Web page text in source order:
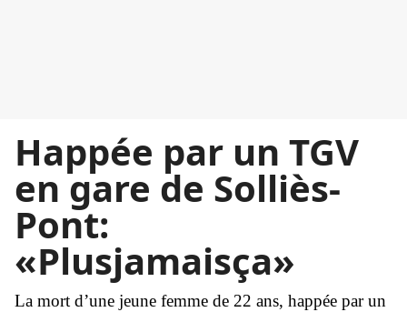
Happée par un TGV
en gare de Solliès-
Pont:
«Plusjamaisça»
La mort d’une jeune femme de 22 ans, happée par un